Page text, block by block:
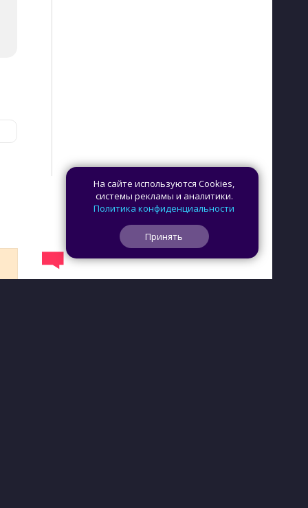
На сайте используются Cookies,
системы рекламы и аналитики.
Политика конфиденциальности
Принять